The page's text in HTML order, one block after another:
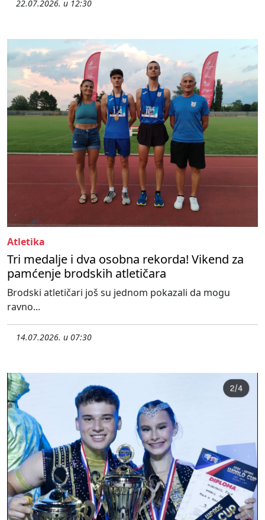
22.07.2026. u 12:30
Atletika
Tri medalje i dva osobna rekorda! Vikend za
pamćenje brodskih atletičara
Brodski atletičari još su jednom pokazali da mogu
ravno...
14.07.2026. u 07:30